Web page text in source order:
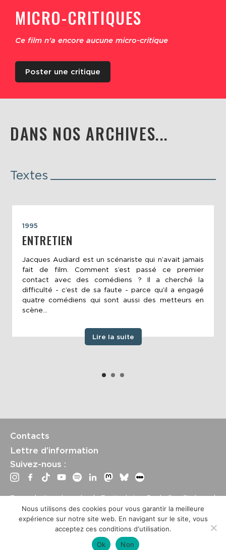
MICRO-CRITIQUES
Ce film n'a encore aucune micro-critique
Poster une critique
DANS NOS ARCHIVES...
Textes
1995
ENTRETIEN
Jacques Audiard est un scénariste qui n’avait jamais
fait de film. Comment s’est passé ce premier
contact avec des comédiens ? Il a cherché la
difficulté - c’est de sa faute - parce qu’il a engagé
quatre comédiens qui sont aussi des metteurs en
scène...
Lire la suite
Contacts
Lettre d’information
Suivez-nous :
Tous droits réservés | Festival La Rochelle Cinéma |
International Film Festival – Mentions légales –Conditions
générales de vente
Crédits site : Marine Breton, design ;Etienne Delcambre,
développement et mise à jour
Nous utilisons des cookies pour vous garantir la meilleure
expérience sur notre site web. En navigant sur le site, vous
acceptez ces conditions d'utilisation.
Ok
Non